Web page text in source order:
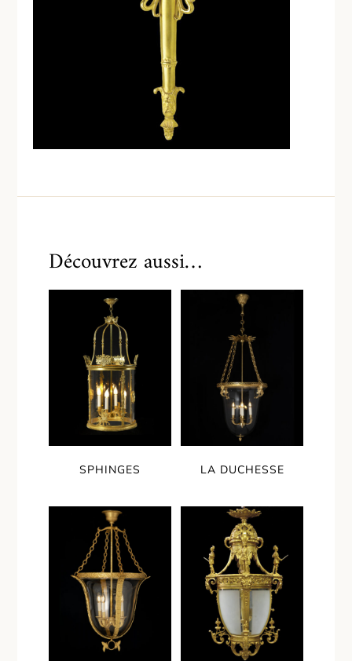
Découvrez aussi…
SPHINGES LA DUCHESSE